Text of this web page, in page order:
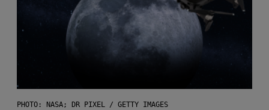
PHOTO: NASA; DR PIXEL / GETTY IMAGES